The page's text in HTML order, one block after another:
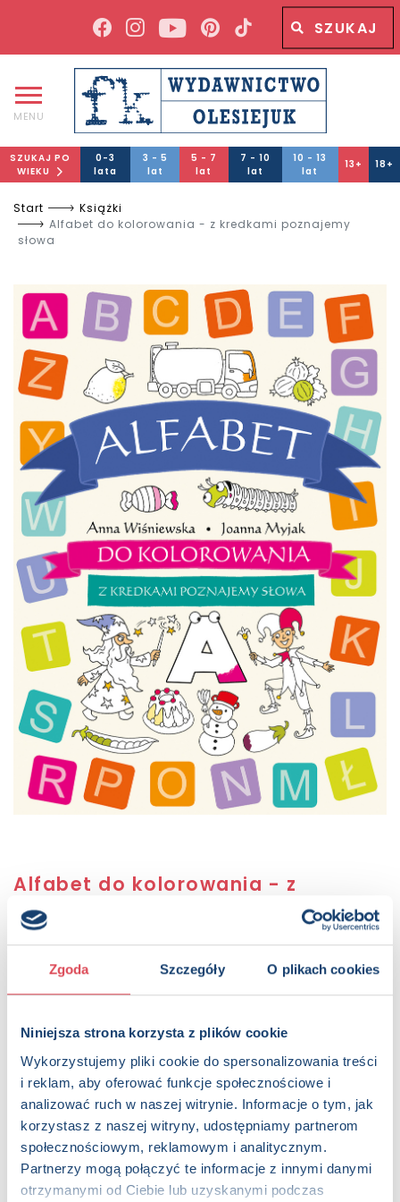
Zgoda Szczegóły O plikach cookies
Niniejsza strona korzysta z plików cookie
Wykorzystujemy pliki cookie do spersonalizowania treści
i reklam, aby oferować funkcje społecznościowe i
analizować ruch w naszej witrynie. Informacje o tym, jak
korzystasz z naszej witryny, udostępniamy partnerom
społecznościowym, reklamowym i analitycznym.
Partnerzy mogą połączyć te informacje z innymi danymi
otrzymanymi od Ciebie lub uzyskanymi podczas
Wyszukiwana fraza
MENU
SZUKAJ PO
WIEKU
0-3
lata
3 - 5
lat
5 - 7
lat
7 - 10
lat
10 - 13
lat
13+ 18+
Start
Książki
Alfabet do kolorowania - z kredkami poznajemy
słowa
Alfabet do kolorowania - z
kredkami poznajemy słowa
Autorzy:
Joanna Myjak (ilustr.)
Dostępna:243 sztuk
KUP NA KSIAZKI.PL
OPIS
Kolorując obrazki zaczynające swą nazwę na kolejną literę
polskiego alfabetu, poznasz nie tylko litery, ale też nowe
słowa, nauczysz się je czytać oraz pisać. Pokoloruj obrazki i